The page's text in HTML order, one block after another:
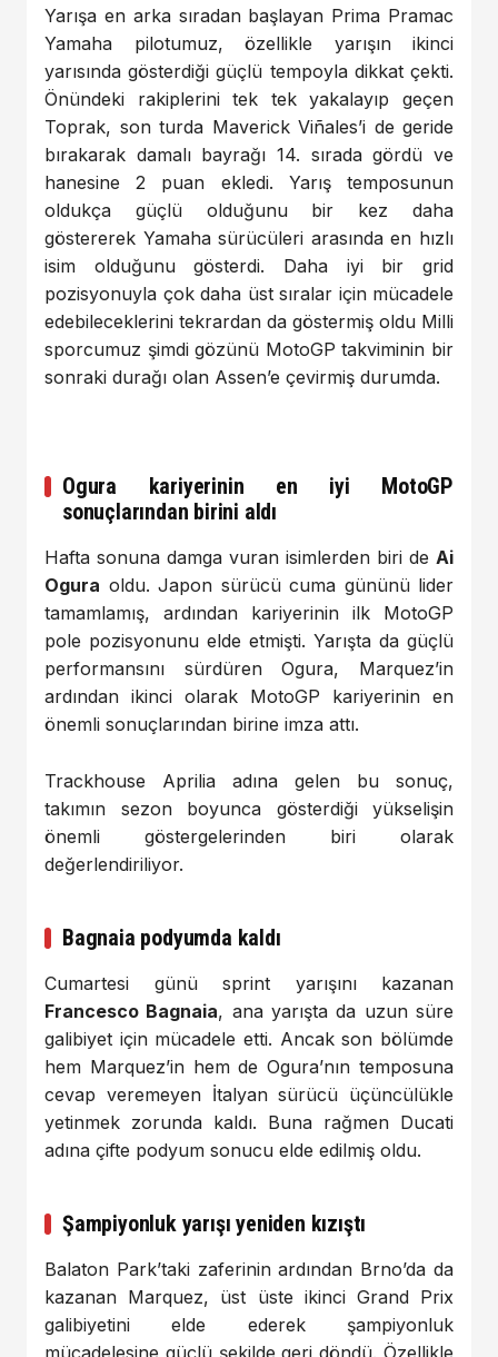
Yarışa en arka sıradan başlayan Prima Pramac
Yamaha pilotumuz, özellikle yarışın ikinci
yarısında gösterdiği güçlü tempoyla dikkat çekti.
Önündeki rakiplerini tek tek yakalayıp geçen
Toprak, son turda Maverick Viñales’i de geride
bırakarak damalı bayrağı 14. sırada gördü ve
hanesine 2 puan ekledi. Yarış temposunun
oldukça güçlü olduğunu bir kez daha
göstererek Yamaha sürücüleri arasında en hızlı
isim olduğunu gösterdi. Daha iyi bir grid
pozisyonuyla çok daha üst sıralar için mücadele
edebileceklerini tekrardan da göstermiş oldu Milli
sporcumuz şimdi gözünü MotoGP takviminin bir
sonraki durağı olan Assen’e çevirmiş durumda.
Ogura kariyerinin en iyi MotoGP
sonuçlarından birini aldı
Hafta sonuna damga vuran isimlerden biri de Ai
Ogura oldu. Japon sürücü cuma gününü lider
tamamlamış, ardından kariyerinin ilk MotoGP
pole pozisyonunu elde etmişti. Yarışta da güçlü
performansını sürdüren Ogura, Marquez’in
ardından ikinci olarak MotoGP kariyerinin en
önemli sonuçlarından birine imza attı.
Trackhouse Aprilia adına gelen bu sonuç,
takımın sezon boyunca gösterdiği yükselişin
önemli göstergelerinden biri olarak
değerlendiriliyor.
Bagnaia podyumda kaldı
Cumartesi günü sprint yarışını kazanan
Francesco Bagnaia, ana yarışta da uzun süre
galibiyet için mücadele etti. Ancak son bölümde
hem Marquez’in hem de Ogura’nın temposuna
cevap veremeyen İtalyan sürücü üçüncülükle
yetinmek zorunda kaldı. Buna rağmen Ducati
adına çifte podyum sonucu elde edilmiş oldu.
Şampiyonluk yarışı yeniden kızıştı
Balaton Park’taki zaferinin ardından Brno’da da
kazanan Marquez, üst üste ikinci Grand Prix
galibiyetini elde ederek şampiyonluk
mücadelesine güçlü şekilde geri döndü. Özellikle